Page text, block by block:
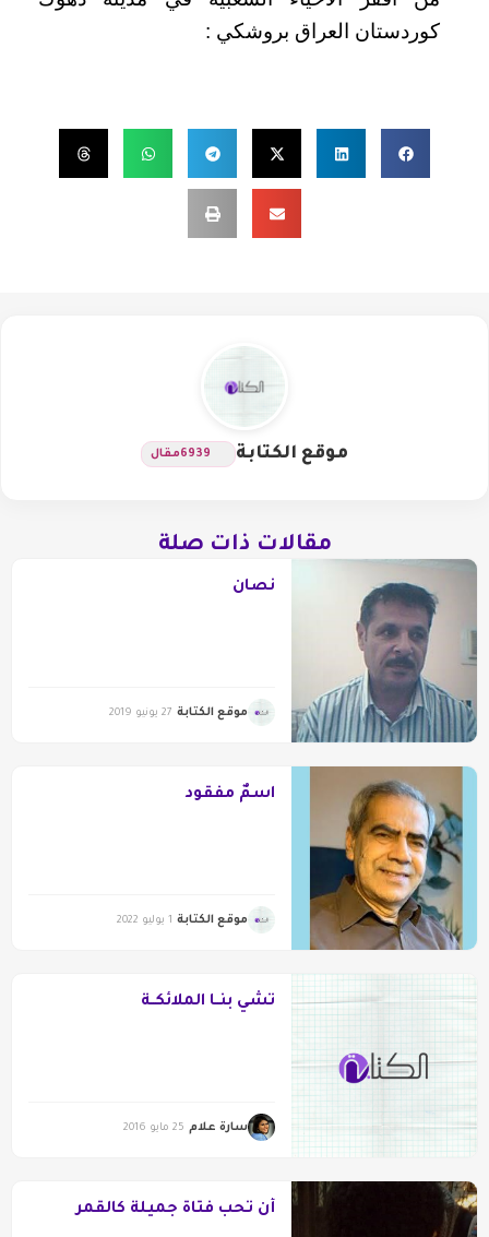
كوردستان العراق بروشكي :
موقع الكتابة 6939مقال
مقالات ذات صلة
نصان
موقع الكتابة 27 يونيو 2019
اسمٌ مفقود
موقع الكتابة 1 يوليو 2022
تشي بنــا الملائكــة
سارة علام 25 مايو 2016
أن تحب فتاة جميلة كالقمر